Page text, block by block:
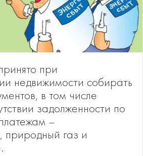
при
недвижимости собирать
в том числе
задолженности по
–
природный газ и